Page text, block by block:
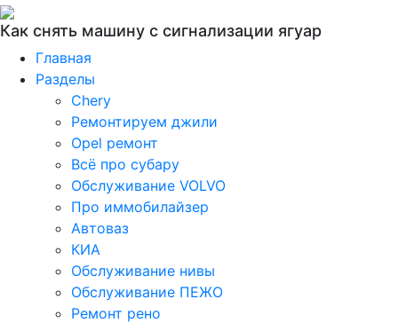
Как снять машину с сигнализации ягуар
Главная
Разделы
Chery
Ремонтируем джили
Opel ремонт
Всё про субару
Обслуживание VOLVO
Про иммобилайзер
Автоваз
КИА
Обслуживание нивы
Обслуживание ПЕЖО
Ремонт рено